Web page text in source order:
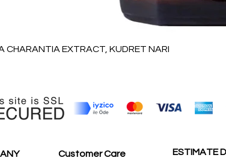
CHARANTIA EXTRACT, KUDRET NARI
Customer Care ESTIMATE